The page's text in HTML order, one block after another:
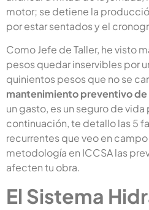
motor; se detiene la
por estar sentados y el
Como Jefe de Taller, he visto
pesos quedar inservibles por
quinientos pesos que no se
mantenimiento preventivo de
un gasto, es un seguro de
continuación, te detallo las 5
recurrentes que veo en
metodología en ICCSA las
afecten tu obra.
El Sistema